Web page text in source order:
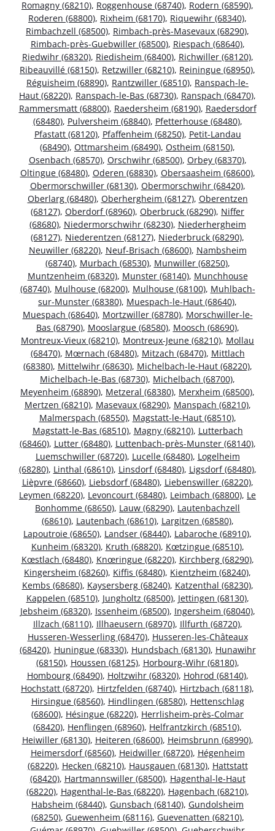
Romagny (68210), Roggenhouse (68740), Rodern (68590),
Roderen (68800), Rixheim (68170), Riquewihr (68340),
Rimbachzell (68500), Rimbach-près-Masevaux (68290),
Rimbach-près-Guebwiller (68500), Riespach (68640),
Riedwihr (68320), Riedisheim (68400), Richwiller (68120),
Ribeauvillé (68150), Retzwiller (68210), Reiningue (68950),
Réguisheim (68890), Rantzwiller (68510), Ranspach-le-
Haut (68220), Ranspach-le-Bas (68730), Ranspach (68470),
Rammersmatt (68800), Raedersheim (68190), Raedersdorf
(68480), Pulversheim (68840), Pfetterhouse (68480),
Pfastatt (68120), Pfaffenheim (68250), Petit-Landau
(68490), Ottmarsheim (68490), Ostheim (68150),
Osenbach (68570), Orschwihr (68500), Orbey (68370),
Oltingue (68480), Oderen (68830), Obersaasheim (68600),
Obermorschwiller (68130), Obermorschwihr (68420),
Oberlarg (68480), Oberhergheim (68127), Oberentzen
(68127), Oberdorf (68960), Oberbruck (68290), Niffer
(68680), Niedermorschwihr (68230), Niederhergheim
(68127), Niederentzen (68127), Niederbruck (68290),
Neuwiller (68220), Neuf-Brisach (68600), Nambsheim
(68740), Murbach (68530), Munwiller (68250),
Muntzenheim (68320), Munster (68140), Munchhouse
(68740), Mulhouse (68200), Mulhouse (68100), Muhlbach-
sur-Munster (68380), Muespach-le-Haut (68640),
Muespach (68640), Mortzwiller (68780), Morschwiller-le-
Bas (68790), Mooslargue (68580), Moosch (68690),
Montreux-Vieux (68210), Montreux-Jeune (68210), Mollau
(68470), Mœrnach (68480), Mitzach (68470), Mittlach
(68380), Mittelwihr (68630), Michelbach-le-Haut (68220),
Michelbach-le-Bas (68730), Michelbach (68700),
Meyenheim (68890), Metzeral (68380), Merxheim (68500),
Mertzen (68210), Masevaux (68290), Manspach (68210),
Malmerspach (68550), Magstatt-le-Haut (68510),
Magstatt-le-Bas (68510), Magny (68210), Lutterbach
(68460), Lutter (68480), Luttenbach-près-Munster (68140),
Luemschwiller (68720), Lucelle (68480), Logelheim
(68280), Linthal (68610), Linsdorf (68480), Ligsdorf (68480),
Lièpvre (68660), Liebsdorf (68480), Liebenswiller (68220),
Leymen (68220), Levoncourt (68480), Leimbach (68800), Le
Bonhomme (68650), Lauw (68290), Lautenbachzell
(68610), Lautenbach (68610), Largitzen (68580),
Lapoutroie (68650), Landser (68440), Labaroche (68910),
Kunheim (68320), Kruth (68820), Kœtzingue (68510),
Kœstlach (68480), Knœringue (68220), Kirchberg (68290),
Kingersheim (68260), Kiffis (68480), Kientzheim (68240),
Kembs (68680), Kaysersberg (68240), Katzenthal (68230),
Kappelen (68510), Jungholtz (68500), Jettingen (68130),
Jebsheim (68320), Issenheim (68500), Ingersheim (68040),
Illzach (68110), Illhaeusern (68970), Illfurth (68720),
Husseren-Wesserling (68470), Husseren-les-Châteaux
(68420), Huningue (68330), Hundsbach (68130), Hunawihr
(68150), Houssen (68125), Horbourg-Wihr (68180),
Hombourg (68490), Holtzwihr (68320), Hohrod (68140),
Hochstatt (68720), Hirtzfelden (68740), Hirtzbach (68118),
Hirsingue (68560), Hindlingen (68580), Hettenschlag
(68600), Hésingue (68220), Herrlisheim-près-Colmar
(68420), Henflingen (68960), Helfrantzkirch (68510),
Heiwiller (68130), Heiteren (68600), Heimsbrunn (68990),
Heimersdorf (68560), Heidwiller (68720), Hégenheim
(68220), Hecken (68210), Hausgauen (68130), Hattstatt
(68420), Hartmannswiller (68500), Hagenthal-le-Haut
(68220), Hagenthal-le-Bas (68220), Hagenbach (68210),
Habsheim (68440), Gunsbach (68140), Gundolsheim
(68250), Guewenheim (68116), Guevenatten (68210),